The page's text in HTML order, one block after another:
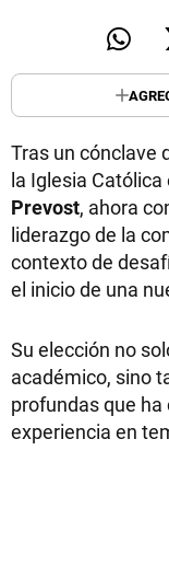
Tras un cónclave
la Iglesia
Prevost, ahora
liderazgo de la
contexto de
el inicio de una
Su elección no
académico, sino
profundas que
experiencia en